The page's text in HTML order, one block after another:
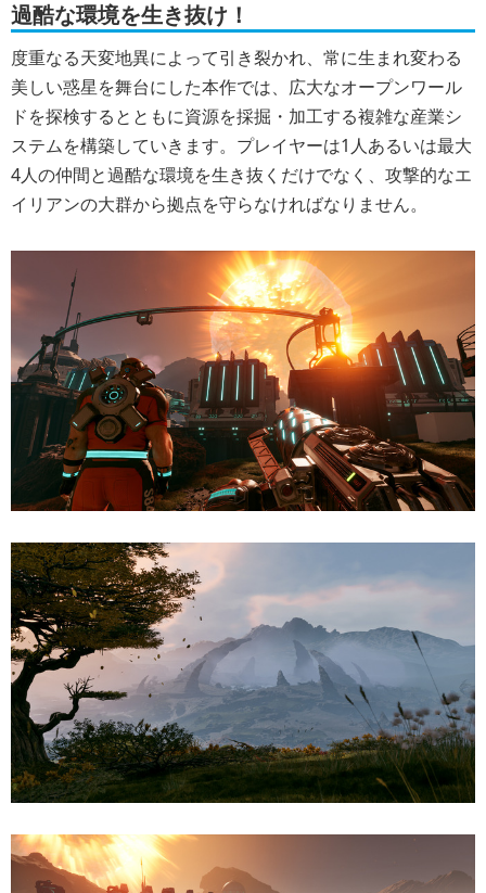
過酷な環境を生き抜け！
度重なる天変地異によって引き裂かれ、常に生まれ変わる
美しい惑星を舞台にした本作では、広大なオープンワール
ドを探検するとともに資源を採掘・加工する複雑な産業シ
ステムを構築していきます。プレイヤーは1人あるいは最大
4人の仲間と過酷な環境を生き抜くだけでなく、攻撃的なエ
イリアンの大群から拠点を守らなければなりません。